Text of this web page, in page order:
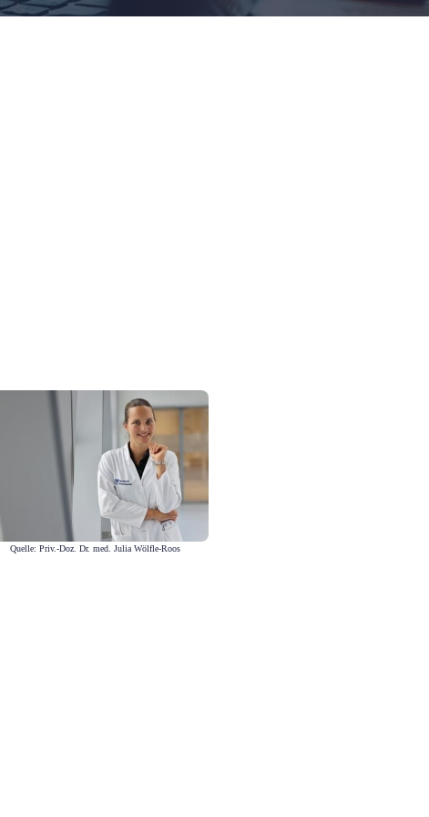
Quelle: Priv.-Doz. Dr. med. Julia Wölfle-Roos